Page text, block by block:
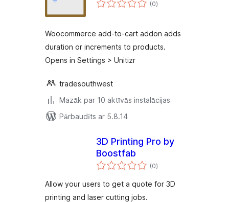
(0kopsumma
)
Woocommerce add-to-cart addon adds
duration or increments to products.
Opens in Settings > Unitizr
tradesouthwest
Mazāk par 10 aktīvās instalācijas
Pārbaudīts ar 5.8.14
3D Printing Pro by
Boostfab
(0vērtējumu
kopsumma
)
Allow your users to get a quote for 3D
printing and laser cutting jobs.